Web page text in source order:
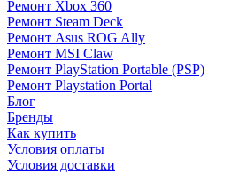
Ремонт Xbox 360
Ремонт Steam Deck
Ремонт Asus ROG Ally
Ремонт MSI Claw
Ремонт PlayStation Portable (PSP)
Ремонт Playstation Portal
Блог
Бренды
Как купить
Условия оплаты
Условия доставки